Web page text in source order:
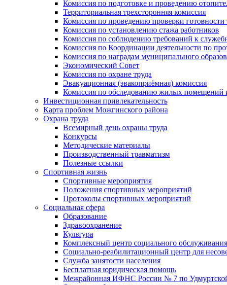
Комиссия по подготовке и проведению
Территориальная трехсторонняя комиссия
Комиссия по проведению проверки
Комиссия по установлению стажа работников
Комиссия по соблюдению требований к
Комиссия по Координации деятельности по
Комиссия по наградам муниципального
Экономический Совет
Комиссия по охране труда
Эвакуационная (эвакоприёмная) комиссия
Комиссия по обследованию жилых помещений
Инвестиционная привлекательность
Карта проблем Можгинского района
Охрана труда
Всемирный день охраны труда
Конкурсы
Методические материалы
Производственный травматизм
Полезные ссылки
Спортивная жизнь
Спортивные мероприятия
Положения спортивных мероприятий
Протоколы спортивных мероприятий
Социальная сфера
Образование
Здравоохранение
Культура
Комплексный центр социального
Социально-реабилитационный центр для
Служба занятости населения
Бесплатная юридическая помощь
Межрайонная ИФНС России № 7 по